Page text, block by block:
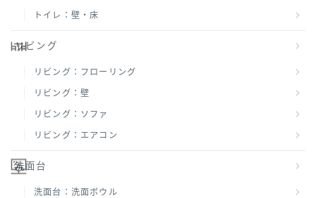
トイレ：壁・床
リビング
リビング：フローリング
リビング：壁
リビング：ソファ
リビング：エアコン
洗面台
洗面台：洗面ボウル